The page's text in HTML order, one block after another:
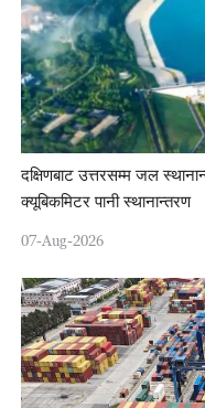
दक्षिणबाट उत्तरसम्म जल
क्यूबिकमिटर पानी स्थानान्तरण
07-Aug-2026